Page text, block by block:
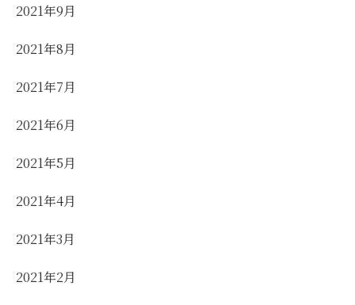
2021年9月
2021年8月
2021年7月
2021年6月
2021年5月
2021年4月
2021年3月
2021年2月